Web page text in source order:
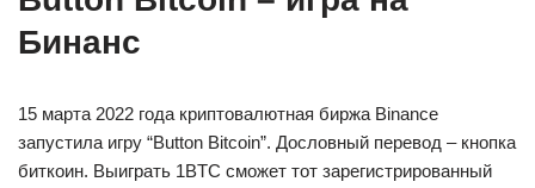
Бинанс
15 марта 2022 года криптовалютная биржа Binance
запустила игру “Button Bitcoin”. Дословный перевод – кнопка
биткоин. Выиграть 1BTC сможет тот зарегистрированный